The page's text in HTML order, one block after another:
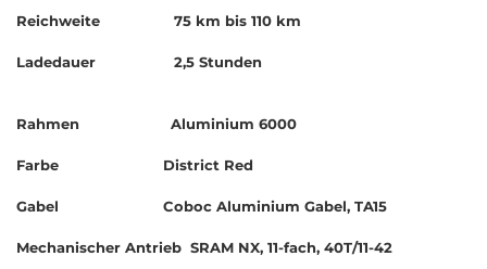
Reichweite 75 km bis 110 km
Ladedauer 2,5 Stunden
Rahmen Aluminium 6000
Farbe District Red
Gabel Coboc Aluminium Gabel, TA15
Mechanischer Antrieb SRAM NX, 11-fach, 40T/11-42